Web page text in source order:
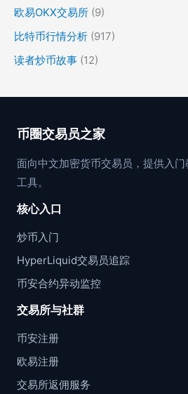
欧易OKX交易所 (9)
比特币行情分析 (917)
读者炒币故事 (12)
币圈交易员之家
面向中文加密货币交易员，提供入
工具。
核心入口
炒币入门
HyperLiquid交易员追踪
币安合约异动监控
交易所与社群
币安注册
欧易注册
交易所返佣服务